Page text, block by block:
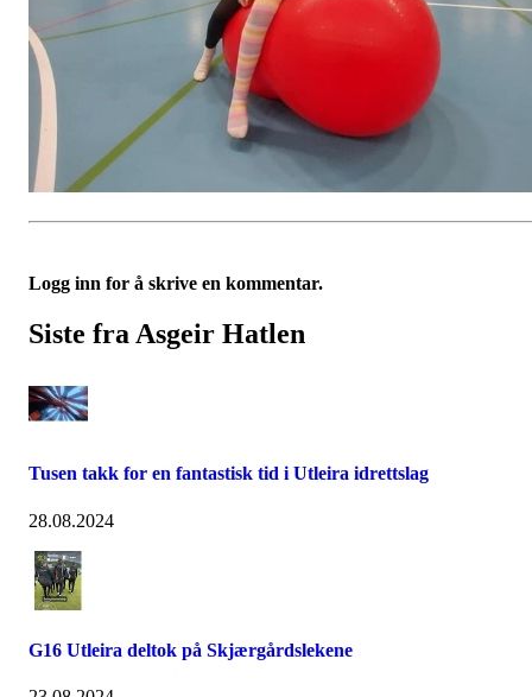
Logg inn for å skrive en kommentar.
Siste fra Asgeir Hatlen
Tusen takk for en fantastisk tid i Utleira idrettslag
28.08.2024
G16 Utleira deltok på Skjærgårdslekene